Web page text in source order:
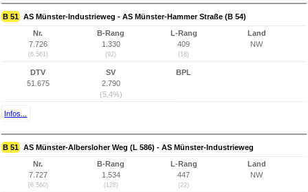
B 51 AS Münster-Industrieweg - AS Münster-Hammer Straße (B 54)
Nr.
7.726
(6.561)
B-Rang
1.330
(92)
L-Rang
409
(18)
Land
NW
DTV
51.675
SV
2.790
(5,4%)
BPL
Infos...
B 51 AS Münster-Albersloher Weg (L 586) - AS Münster-Industrieweg
Nr.
7.727
(6.560)
B-Rang
1.534
(128)
L-Rang
447
(22)
Land
NW